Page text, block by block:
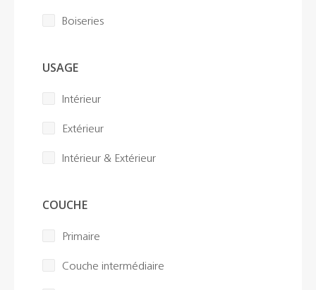
Boiseries
USAGE
Intérieur
Extérieur
Intérieur & Extérieur
COUCHE
Primaire
Couche intermédiaire